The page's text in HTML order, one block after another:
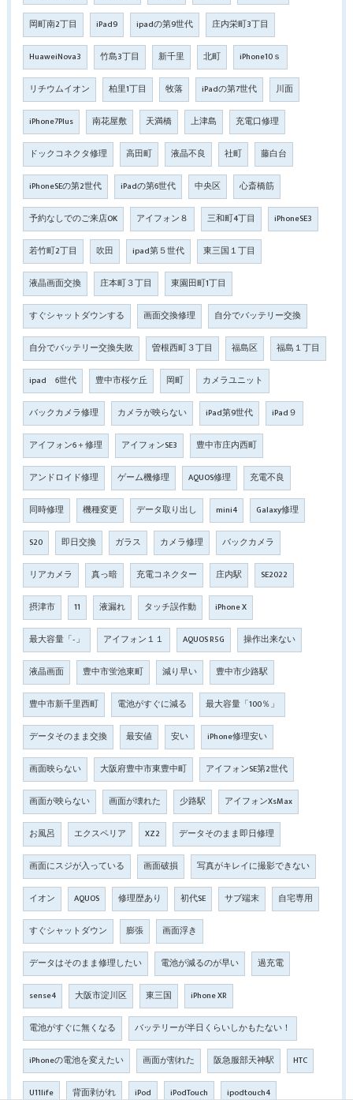
岡町南2丁目 iPad9 ipadの第9世代 庄内栄町3丁目
HuaweiNova3 竹島3丁目 新千里 北町 iPhone10ｓ
リチウムイオン 柏里1丁目 牧落 iPadの第7世代 川面
iPhone7Plus 南花屋敷 天満橋 上津島 充電口修理
ドックコネクタ修理 高田町 液晶不良 社町 藤白台
iPhoneSEの第2世代 iPadの第6世代 中央区 心斎橋筋
予約なしでのご来店OK アイフォン８ 三和町4丁目 iPhoneSE3
若竹町2丁目 吹田 ipad第５世代 東三国１丁目
液晶画面交換 庄本町３丁目 東園田町1丁目
すぐシャットダウンする 画面交換修理 自分でバッテリー交換
自分でバッテリー交換失敗 曽根西町３丁目 福島区 福島１丁目
ipad 6世代 豊中市桜ケ丘 岡町 カメラユニット
バックカメラ修理 カメラが映らない iPad第9世代 iPad９
アイフォン6＋修理 アイフォンSE3 豊中市庄内西町
アンドロイド修理 ゲーム機修理 AQUOS修理 充電不良
同時修理 機種変更 データ取り出し mini4 Galaxy修理
S20 即日交換 ガラス カメラ修理 バックカメラ
リアカメラ 真っ暗 充電コネクター 庄内駅 SE2022
摂津市 11 液漏れ タッチ誤作動 iPhone X
最大容量「‐」 アイフォン１１ AQUOS R5G 操作出来ない
液晶画面 豊中市蛍池東町 減り早い 豊中市少路駅
豊中市新千里西町 電池がすぐに減る 最大容量「100％」
データそのまま交換 最安値 安い iPhone修理安い
画面映らない 大阪府豊中市東豊中町 アイフォンSE第2世代
画面が映らない 画面が壊れた 少路駅 アイフォンXsMax
お風呂 エクスペリア XZ2 データそのまま即日修理
画面にスジが入っている 画面破損 写真がキレイに撮影できない
イオン AQUOS 修理歴あり 初代SE サブ端末 自宅専用
すぐシャットダウン 膨張 画面浮き
データはそのまま修理したい 電池が減るのが早い 過充電
sense4 大阪市淀川区 東三国 iPhone XR
電池がすぐに無くなる バッテリーが半日くらいしかもたない！
iPhoneの電池を変えたい 画面が割れた 阪急服部天神駅 HTC
U11life 背面剥がれ iPod iPodTouch ipodtouch4